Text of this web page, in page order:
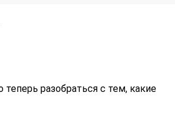
разобраться с тем, какие